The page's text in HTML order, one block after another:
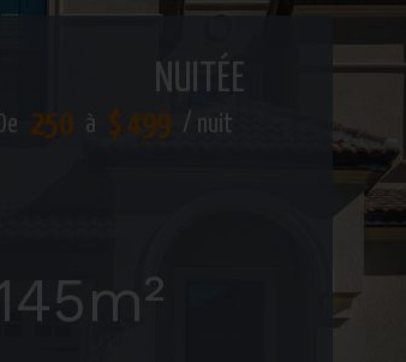
NUITÉE
De 250 à $ 499 / nuit